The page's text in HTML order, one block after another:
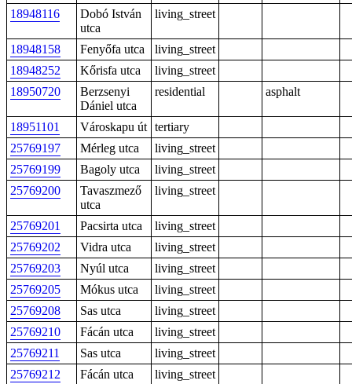
18948116
Dobó István
utca
living_street
18948158 Fenyőfa utca
living_street
18948252
Kőrisfa utca
living_street
18950720
Berzsenyi
Dániel utca
residential asphalt
18951101 Városkapu út tertiary
25769197
Mérleg utca
living_street
25769199
Bagoly utca
living_street
25769200
Tavaszmező
utca
living_street
25769201 Pacsirta utca
living_street
25769202
Vidra utca
living_street
25769203
Nyúl utca
living_street
25769205
Mókus utca
living_street
25769208
Sas utca
living_street
25769210
Fácán utca
living_street
25769211
Sas utca
living_street
25769212
Fácán utca
living_street